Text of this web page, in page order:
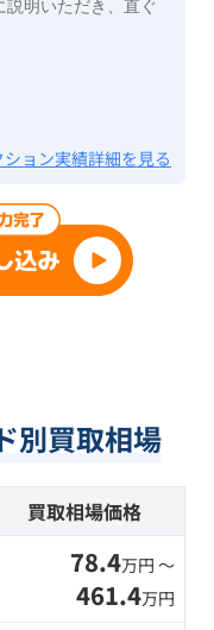
説明いただき、直ぐ
ション実績詳細を見る
別買取相場
買取相場価格
78.4万円 〜
461.4万円